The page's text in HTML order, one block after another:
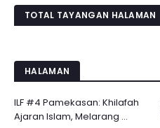
TOTAL TAYANGAN HALAMAN
HALAMAN
ILF #4 Pamekasan: Khilafah
Ajaran Islam, Melarang ...